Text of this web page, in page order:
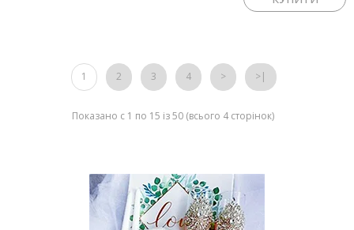
1 2 3 4 > >|
Показано с 1 по 15 із 50 (всього 4 сторінок)